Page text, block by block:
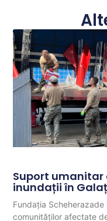
Suport
inundații în
Fundația
comunităților afectate